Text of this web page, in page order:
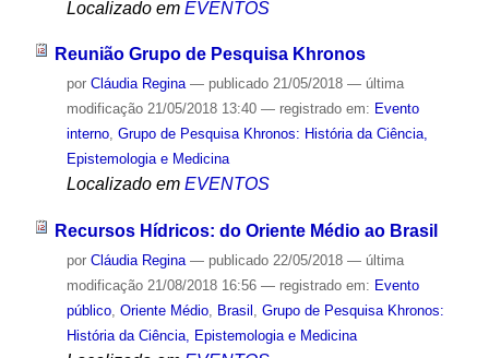
Localizado em EVENTOS
Reunião Grupo de Pesquisa Khronos
por Cláudia Regina — publicado21/05/2018 — última
modificação21/05/2018 13:40 — registrado em: Evento
interno, Grupo de Pesquisa Khronos: História da Ciência,
Epistemologia e Medicina
Localizado em EVENTOS
Recursos Hídricos: do Oriente Médio ao Brasil
por Cláudia Regina — publicado22/05/2018 — última
modificação21/08/2018 16:56 — registrado em: Evento
público, Oriente Médio, Brasil , Grupo de Pesquisa Khronos:
História da Ciência, Epistemologia e Medicina